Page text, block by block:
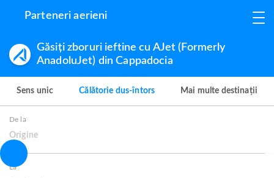
Parteneri aerieni
Găsiți zboruri ieftine cu AJet (Formerly
AnadoluJet) din Cappadocia
Sens unic Călătorie dus-întors Mai multe destinații
De la
Origine
La